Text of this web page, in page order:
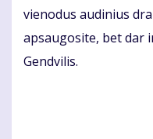
vienodus audinius
apsaugosite, bet dar
Gendvilis.